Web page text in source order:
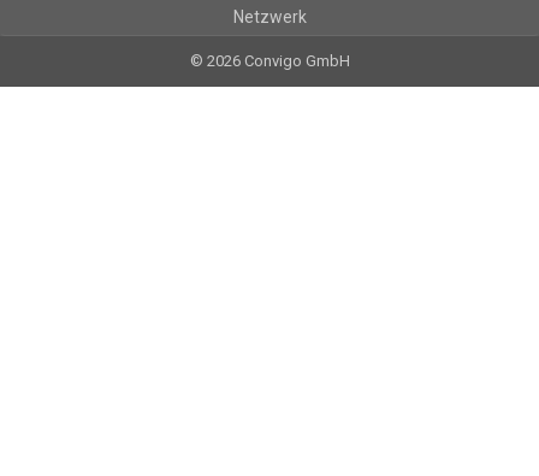
Netzwerk
© 2026 Convigo GmbH